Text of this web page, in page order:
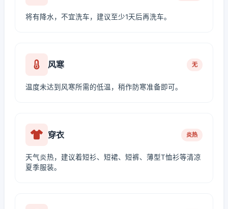
将有降水，不宜洗车，建议至少1天后再洗车。
风寒 无
温度未达到风寒所需的低温，稍作防寒准备即可。
穿衣 炎热
天气炎热，建议着短衫、短裙、短裤、薄型T恤衫等清凉
夏季服装。